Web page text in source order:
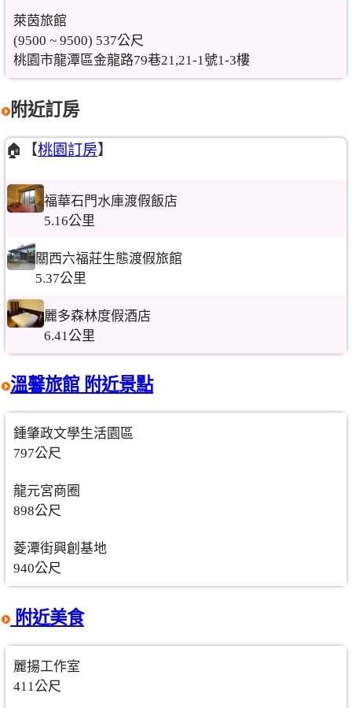
萊茵旅館
(9500 ~ 9500) 537公尺
桃園市龍潭區金龍路79巷21,21-1號1-3樓
附近訂房
🏠【桃園訂房】
福華石門水庫渡假飯店
5.16公里
關西六福莊生態渡假旅館
5.37公里
麗多森林度假酒店
6.41公里
溫馨旅館 附近景點
鍾肇政文學生活園區
797公尺
龍元宮商圈
898公尺
菱潭街興創基地
940公尺
附近美食
麗揚工作室
411公尺